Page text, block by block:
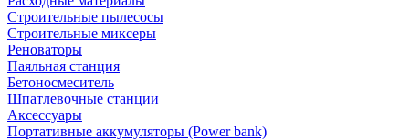
Строительные пылесосы
Строительные миксеры
Реноваторы
Паяльная станция
Бетоносмеситель
Шпатлевочные станции
Аксессуары
Портативные аккумуляторы (Power bank)